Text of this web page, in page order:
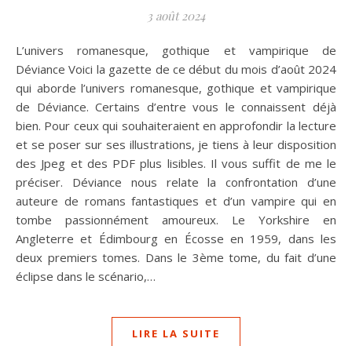
3 août 2024
L’univers romanesque, gothique et vampirique de
Déviance Voici la gazette de ce début du mois d’août 2024
qui aborde l’univers romanesque, gothique et vampirique
de Déviance. Certains d’entre vous le connaissent déjà
bien. Pour ceux qui souhaiteraient en approfondir la lecture
et se poser sur ses illustrations, je tiens à leur disposition
des Jpeg et des PDF plus lisibles. Il vous suffit de me le
préciser. Déviance nous relate la confrontation d’une
auteure de romans fantastiques et d’un vampire qui en
tombe passionnément amoureux. Le Yorkshire en
Angleterre et Édimbourg en Écosse en 1959, dans les
deux premiers tomes. Dans le 3ème tome, du fait d’une
éclipse dans le scénario,…
LIRE LA SUITE